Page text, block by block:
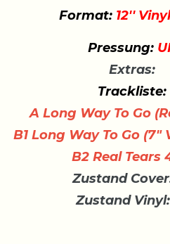
Format:12''
Pressung:
Extras:
Trackliste:
A Long Way To Go
B1 Long Way To Go (7"
B2 Real Tears
Zustand
Zustand Vinyl: